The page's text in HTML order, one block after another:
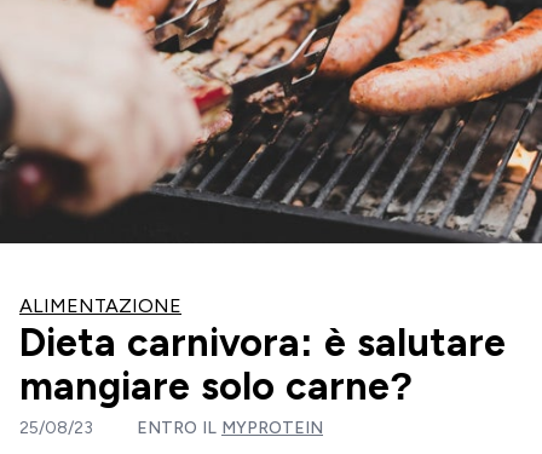
ALIMENTAZIONE
Dieta carnivora: è salutare
mangiare solo carne?
25/08/23 ENTRO IL MYPROTEIN